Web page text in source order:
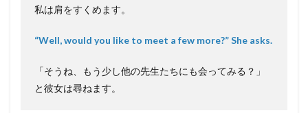
私は肩をすくめます。
“Well, would you like to meet a few more?” She asks.
「そうね、もう少し他の先生たちにも会ってみる？」
と彼女は尋ねます。